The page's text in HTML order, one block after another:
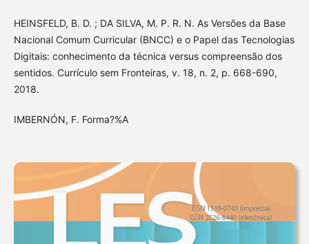
HEINSFELD, B. D. ; DA SILVA, M. P. R. N. As Versões da Base
Nacional Comum Curricular (BNCC) e o Papel das Tecnologias
Digitais: conhecimento da técnica versus compreensão dos
sentidos. Currículo sem Fronteiras, v. 18, n. 2, p. 668-690,
2018.
IMBERNÓN, F. Forma?%A